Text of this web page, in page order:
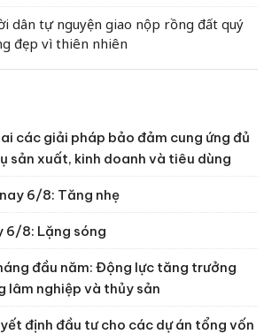
dân tự nguyện giao nộp rồng đất quý
đẹp vì thiên nhiên
các giải pháp bảo đảm cung ứng đủ
sản xuất, kinh doanh và tiêu dùng
6/8: Tăng nhẹ
6/8: Lặng sóng
đầu năm: Động lực tăng trưởng
lâm nghiệp và thủy sản
định đầu tư cho các dự án tổng vốn